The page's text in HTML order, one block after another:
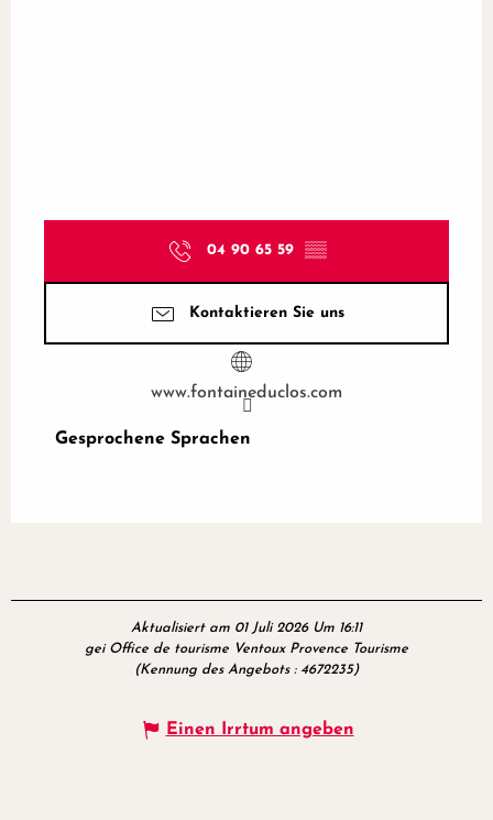
04 90 65 59 ▒▒
Kontaktieren Sie uns
www.fontaineduclos.com
Gesprochene Sprachen
Gesprochene Sprachen
Aktualisiert am 01 Juli 2026 Um 16:11
gei Office de tourisme Ventoux Provence Tourisme
(Kennung des Angebots : 4672235)
Einen Irrtum angeben